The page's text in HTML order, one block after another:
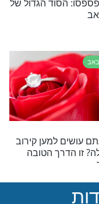
באב, ומה אמרו